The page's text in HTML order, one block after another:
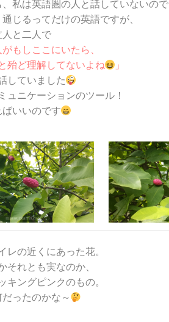
私は英語圏の人と話していないので
じるってだけの英語ですが、
人と二人で
がもしここにいたら、
殆ど理解してないよね
」
していました
ュニケーションのツール！
ばいいのです
レの近くにあった花。
それとも実なのか、
キングピンクのもの。
だったのかな～